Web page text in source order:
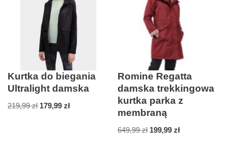
Kurtka do biegania
Ultralight damska
219,99zł 179,99 zł
Romine Regatta
damska trekkingowa
kurtka parka z
membraną
649,99zł 199,99zł